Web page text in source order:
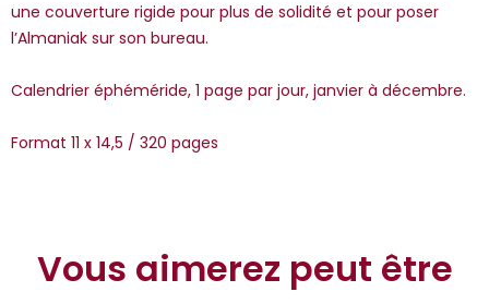
une couverture rigide pour plus de solidité et pour poser
l’Almaniak sur son bureau.
Calendrier éphéméride, 1 page par jour, janvier à décembre.
Format 11 x 14,5 / 320 pages
Vous aimerez peut être